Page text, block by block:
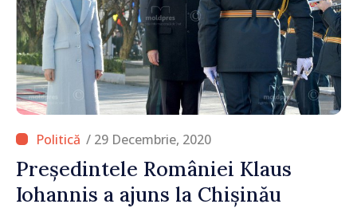
/ 29 Decembrie, 2020
Președintele României Klaus
Iohannis a ajuns la Chișinău